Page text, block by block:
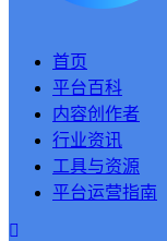
首页
平台百科
内容创作者
行业资讯
工具与资源
平台运营指南